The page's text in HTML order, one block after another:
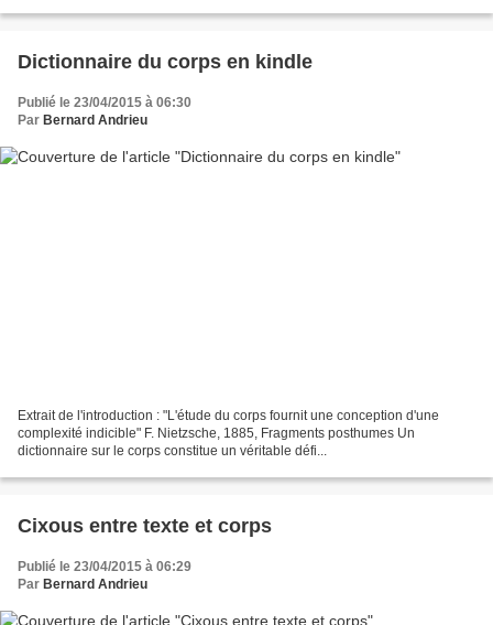
Dictionnaire du corps en kindle
Publié le 23/04/2015 à 06:30
Par Bernard Andrieu
Extrait de l'introduction : "L'étude du corps fournit une conception d'une
complexité indicible" F. Nietzsche, 1885, Fragments posthumes Un
dictionnaire sur le corps constitue un véritable défi...
Cixous entre texte et corps
Publié le 23/04/2015 à 06:29
Par Bernard Andrieu